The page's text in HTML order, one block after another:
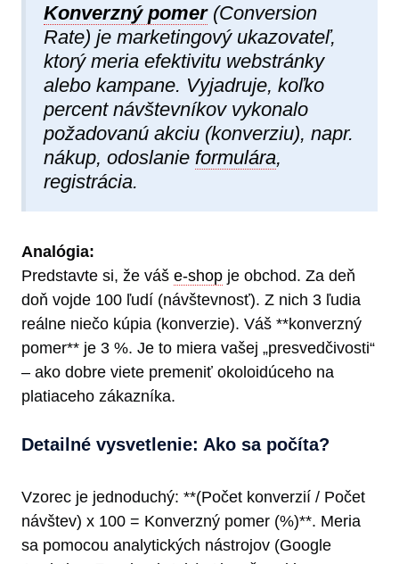
Konverzný pomer(Conversion
Rate) je marketingový ukazovateľ,
ktorý meria efektivitu webstránky
alebo kampane. Vyjadruje, koľko
percent návštevníkov vykonalo
požadovanú akciu (konverziu), napr.
nákup, odoslanie formulára,
registrácia.
Analógia:
Predstavte si, že váš e-shop je obchod. Za deň
doň vojde 100 ľudí (návštevnosť). Z nich 3 ľudia
reálne niečo kúpia (konverzie). Váš **konverzný
pomer** je 3 %. Je to miera vašej „presvedčivosti“
– ako dobre viete premeniť okoloidúceho na
platiaceho zákazníka.
Detailné vysvetlenie: Ako sa počíta?
Vzorec je jednoduchý: **(Počet konverzií / Počet
návštev) x 100 = Konverzný pomer (%)**. Meria
sa pomocou analytických nástrojov (Google